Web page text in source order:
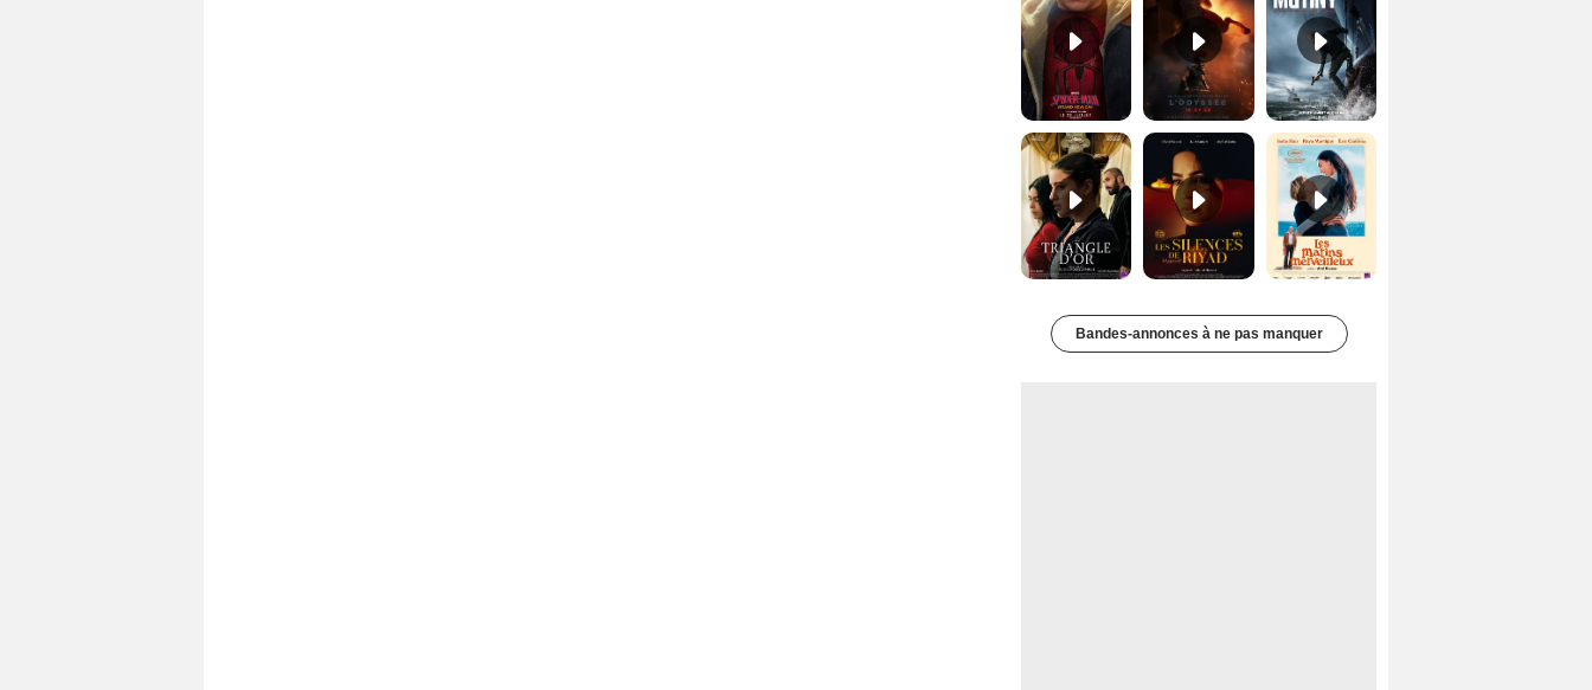
Les Silences de Riyad Bande-annonce VO STFR Les Matins merveilleux Bande-annonce VF
Bandes-annonces à ne pas manquer